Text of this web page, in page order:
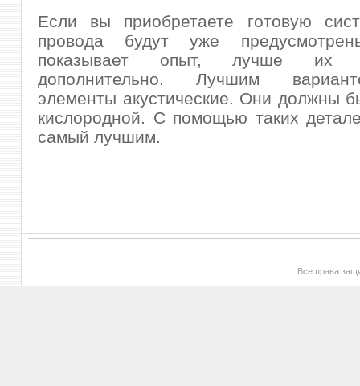
Если вы приобретаете готовую
провода будут уже
показывает опыт, лучше их
дополнительно. Лучшим
элементы акустические. Они должны
кислородной. С помощью таких
самый лучшим.
Все права